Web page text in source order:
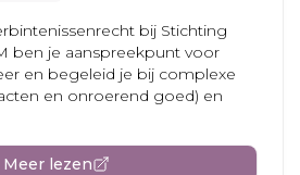
bij Stichting
ben je aanspreekpunt voor
en begeleid je bij complexe
en onroerend goed) en
Meer lezen